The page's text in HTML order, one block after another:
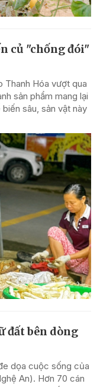
củ "chống đói"
Thanh Hóa vượt qua
sản phẩm mang lại
sâu, sản vật này
đất bên dòng
dọa cuộc sống của
An). Hơn 70 cán